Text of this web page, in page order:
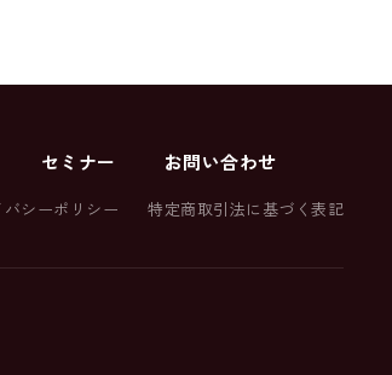
セミナー お問い合わせ
バシーポリシー 特定商取引法に基づく表記